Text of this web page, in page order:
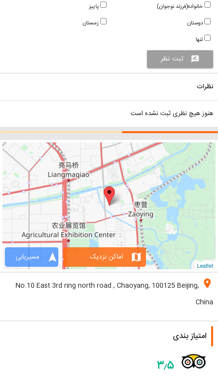
پاییز
زمستان
خانواده(فرزند نوجوان)
دوستان
تنها
rate_review ثبت نظر
نظرات
هنوز هیچ نظری ثبت نشده است
Leaflet
navigation مسیریابی map اماکن نزدیک
location_on
No.10 East 3rd ring north road , Chaoyang, 100125 Beijing,
China
امتیاز بندی
۳٫۵